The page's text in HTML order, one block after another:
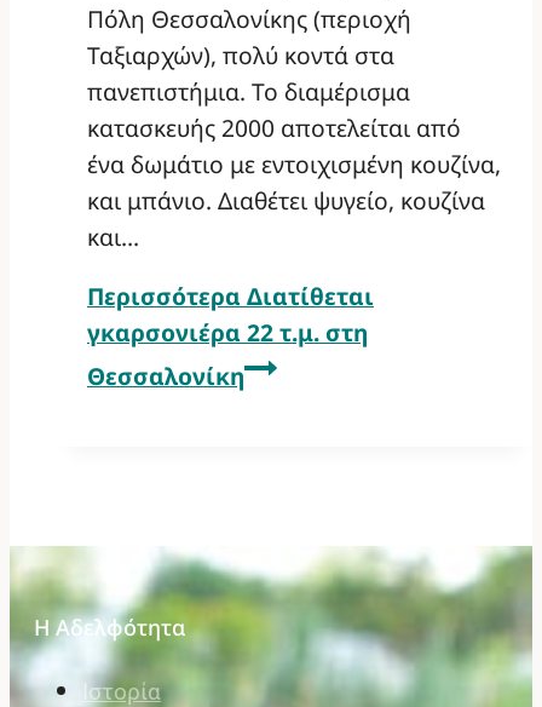
Πόλη Θεσσαλονίκης (περιοχή
Ταξιαρχών), πολύ κοντά στα
πανεπιστήμια. Το διαμέρισμα
κατασκευής 2000 αποτελείται από
ένα δωμάτιο με εντοιχισμένη κουζίνα,
και μπάνιο. Διαθέτει ψυγείο, κουζίνα
και…
Περισσότερα Διατίθεται
γκαρσονιέρα 22 τ.μ. στη
Θεσσαλονίκη
Η Αδελφότητα
Ιστορία